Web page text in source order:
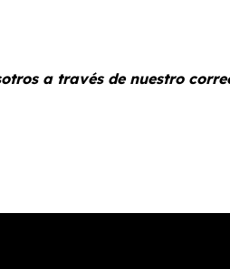
a través de nuestro